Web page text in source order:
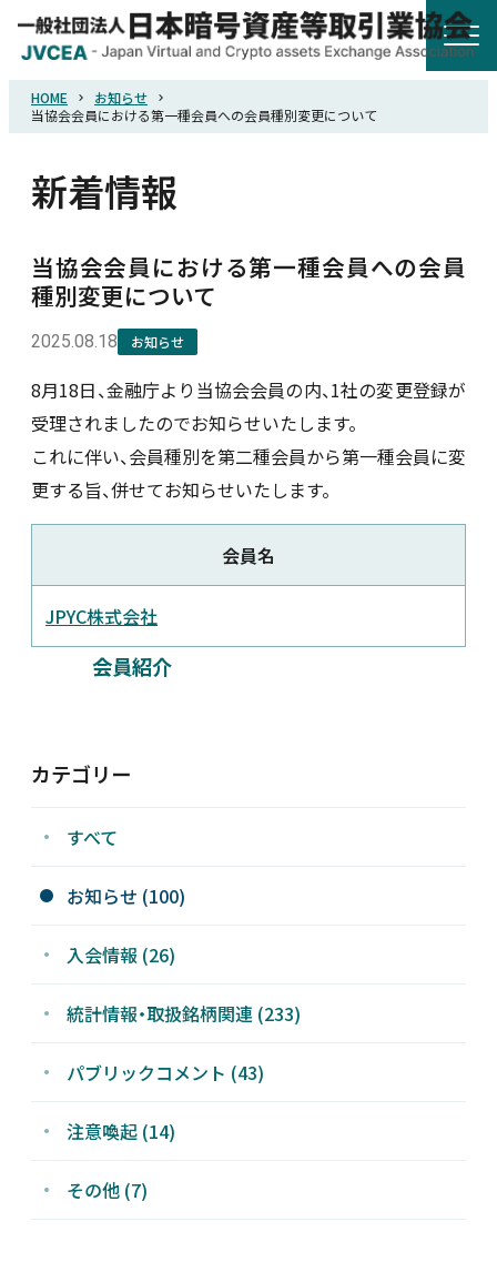
HOME
協会概要
規則・ガイドライン
会員紹介
詐欺関連情報
採用情報
お問い合わせ
JP 会員ログイン
HOME
お知らせ
当協会会員における第一種会員への会員種別変更について
新着情報
当協会会員における第一種会員への会員
種別変更について
2025.08.18 お知らせ
8月18日、金融庁より当協会会員の内、1社の変更登録が
受理されましたのでお知らせいたします。
これに伴い、会員種別を第二種会員から第一種会員に変
更する旨、併せてお知らせいたします。
会員名
JPYC株式会社
会員紹介
カテゴリー
すべて
お知らせ (100)
入会情報 (26)
統計情報・取扱銘柄関連 (233)
パブリックコメント (43)
注意喚起 (14)
その他 (7)